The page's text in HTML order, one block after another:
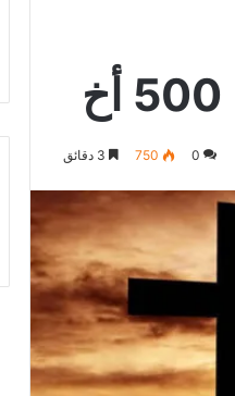
0
750